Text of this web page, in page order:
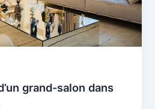
grand-salon dans